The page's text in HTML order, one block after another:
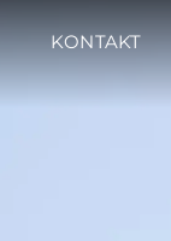
KONTAKT